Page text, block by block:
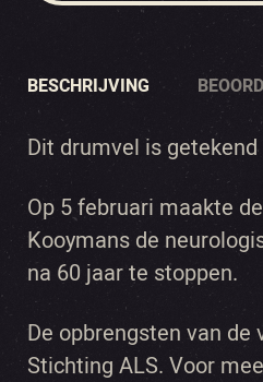
BESCHRIJVING
Dit drumvel is
Op 5 februari maakte
Kooymans de
na 60 jaar te stoppen.
De opbrengsten van
Stichting ALS. Voor